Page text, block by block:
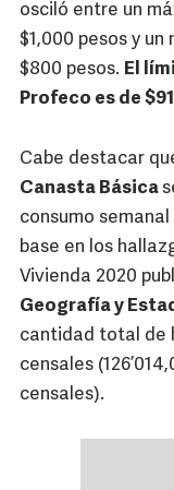
osciló entre un
$1,000 pesos y
$800 pesos. El
Profeco es de
Cabe destacar
Canasta Básica
consumo
base en los
Vivienda 2020
Geografía y
cantidad total de
censales
censales).